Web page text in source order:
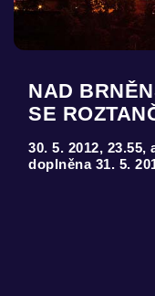
NAD
SE
30. 5. 2012,
doplněna 31. 5.